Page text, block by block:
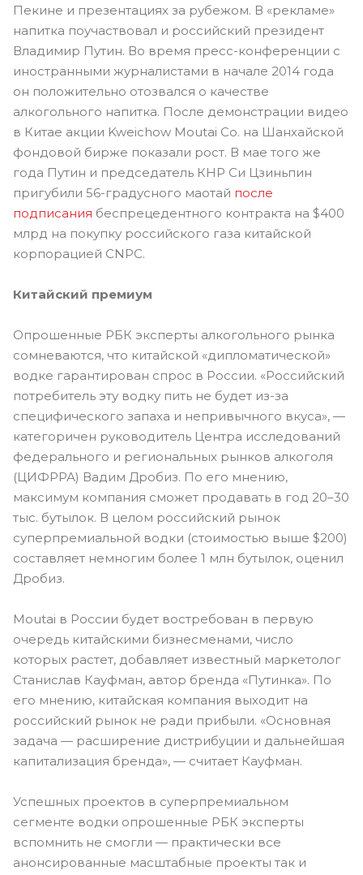
Пекине и презентациях за рубежом. В «рекламе»
напитка поучаствовал и российский президент
Владимир Путин. Во время пресс-конференции с
иностранными журналистами в начале 2014 года
он положительно отозвался о качестве
алкогольного напитка. После демонстрации видео
в Китае акции Kweichow Moutai Co. на Шанхайской
фондовой бирже показали рост. В мае того же
года Путин и председатель КНР Си Цзиньпин
пригубили 56-градусного маотай после
подписания беспрецедентного контракта на $400
млрд на покупку российского газа китайской
корпорацией CNPC.
Китайский премиум
Опрошенные РБК эксперты алкогольного рынка
сомневаются, что китайской «дипломатической»
водке гарантирован спрос в России. «Российский
потребитель эту водку пить не будет из-за
специфического запаха и непривычного вкуса», —
категоричен руководитель Центра исследований
федерального и региональных рынков алкоголя
(ЦИФРРА) Вадим Дробиз. По его мнению,
максимум компания сможет продавать в год 20–30
тыс. бутылок. В целом российский рынок
суперпремиальной водки (стоимостью выше $200)
составляет немногим более 1 млн бутылок, оценил
Дробиз.
Moutai в России будет востребован в первую
очередь китайскими бизнесменами, число
которых растет, добавляет известный маркетолог
Станислав Кауфман, автор бренда «Путинка». По
его мнению, китайская компания выходит на
российский рынок не ради прибыли. «Основная
задача — расширение дистрибуции и дальнейшая
капитализация бренда», — считает Кауфман. ​
Успешных проектов в суперпремиальном
сегменте водки опрошенные РБК эксперты
вспомнить не смогли — практически все
анонсированные масштабные проекты так и